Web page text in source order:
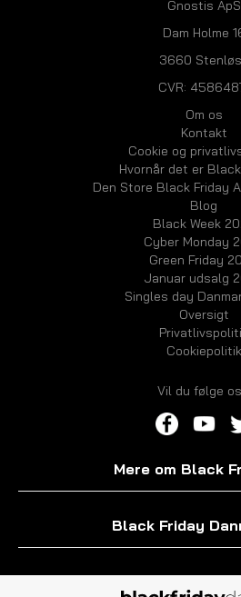
Gnostis ApS
Dam Holme
3660
CVR:
Om os
Kontakt
Cookie og
Hvornår det er
Den Store Black Friday
Blog
Black Week
Cyber Monday
Green Friday
Januar udsalg
Singles day
Oversigt
Cookiepolitik
Vil du følge
Mere om Black
Black Friday